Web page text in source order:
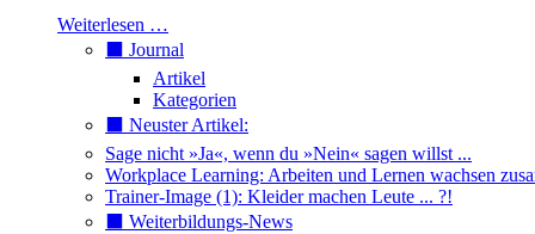
Weiterlesen …
⬛️ Journal
Artikel
Kategorien
⬛️ Neuster Artikel:
Sage nicht »Ja«, wenn du »Nein« sagen willst ...
Workplace Learning: Arbeiten und Lernen wachsen
Trainer-Image (1): Kleider machen Leute ... ?!
⬛️ Weiterbildungs-News